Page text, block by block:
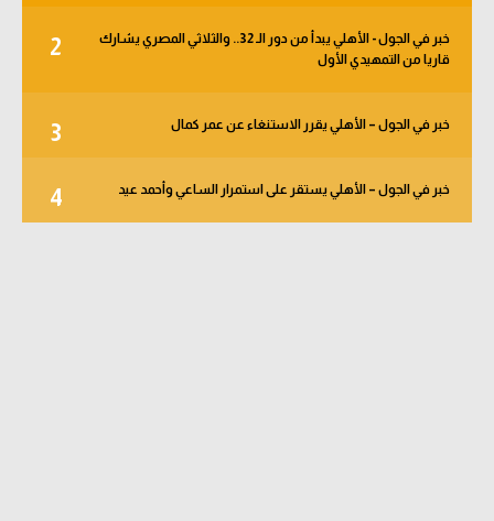
2
خبر في الجول - الأهلي يبدأ من دور الـ 32.. والثلاثي المصري يشارك
قاريا من التمهيدي الأول
3 خبر في الجول – الأهلي يقرر الاستنغاء عن عمر كمال
4 خبر في الجول – الأهلي يستقر على استمرار الساعي وأحمد عيد